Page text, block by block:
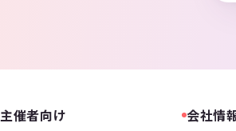
主催者向け 会社情